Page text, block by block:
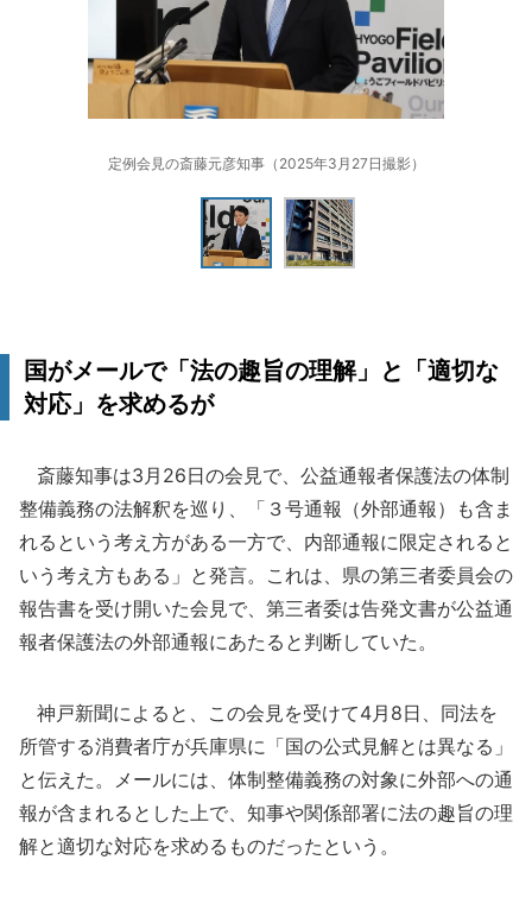
定例会見の斎藤元彦知事（2025年3月27日撮影）
国がメールで「法の趣旨の理解」と「適切な
対応」を求めるが
斎藤知事は3月26日の会見で、公益通報者保護法の体制
整備義務の法解釈を巡り、「３号通報（外部通報）も含ま
れるという考え方がある一方で、内部通報に限定されると
いう考え方もある」と発言。これは、県の第三者委員会の
報告書を受け開いた会見で、第三者委は告発文書が公益通
報者保護法の外部通報にあたると判断していた。
神戸新聞によると、この会見を受けて4月8日、同法を
所管する消費者庁が兵庫県に「国の公式見解とは異なる」
と伝えた。メールには、体制整備義務の対象に外部への通
報が含まれるとした上で、知事や関係部署に法の趣旨の理
解と適切な対応を求めるものだったという。